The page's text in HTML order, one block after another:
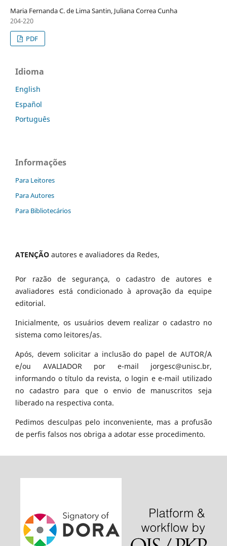
Maria Fernanda C. de Lima Santin, Juliana Correa Cunha
204-220
PDF
Idioma
English
Español
Português
Informações
Para Leitores
Para Autores
Para Bibliotecários
ATENÇÃO autores e avaliadores da Redes,
Por razão de segurança, o cadastro de autores e
avaliadores está condicionado à aprovação da equipe
editorial.
Inicialmente, os usuários devem realizar o cadastro no
sistema como leitores/as.
Após, devem solicitar a inclusão do papel de AUTOR/A
e/ou AVALIADOR por e-mail jorgesc@unisc.br,
informando o título da revista, o login e e-mail utilizado
no cadastro para que o envio de manuscritos seja
liberado na respectiva conta.
Pedimos desculpas pelo inconveniente, mas a profusão
de perfis falsos nos obriga a adotar esse procedimento.